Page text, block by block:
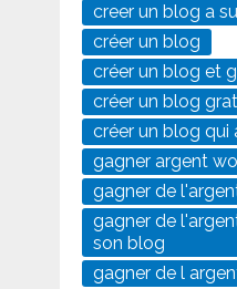
creer un blog a
créer un blog
créer un blog et
créer un blog
créer un blog qui
gagner argent
gagner de
gagner de
son blog
gagner de l